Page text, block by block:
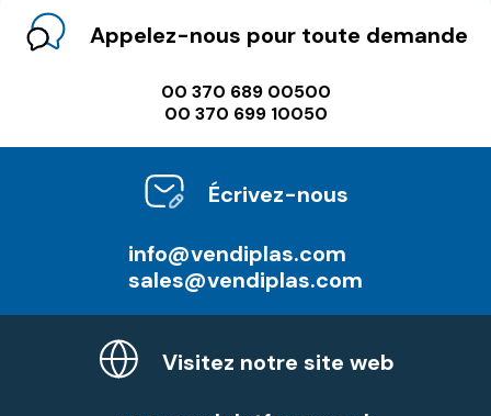
Appelez-nous pour toute demande
00 370 689 00500
00 370 699 10050
Écrivez-nous
info@vendiplas.com
sales@vendiplas.com
Visitez notre site web